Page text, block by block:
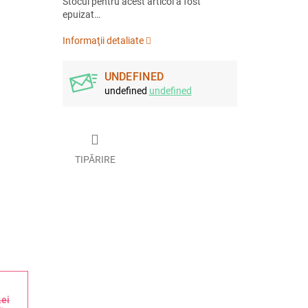
epuizat…
Informaţii detaliate
UNDEFINED
undefined undefined
TIPĂRIRE